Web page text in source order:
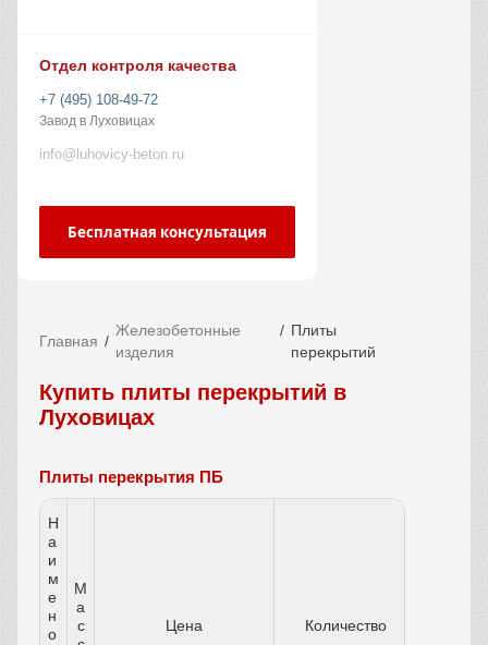
Отдел контроля качества
+7 (495) 108-49-72
Завод в Луховицах
info@luhovicy-beton.ru
Бесплатная консультация
Главная
Железобетонные
изделия
Плиты
перекрытий
Купить плиты перекрытий в
Луховицах
Плиты перекрытия ПБ
Н
а
и
м
е
н
о
М
а
с
Цена Количество